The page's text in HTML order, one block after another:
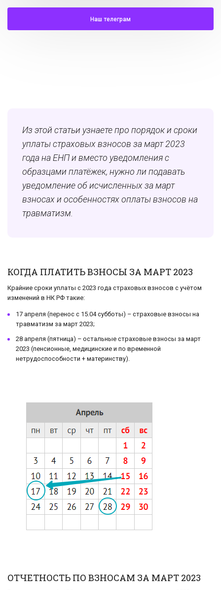
Наш телеграм
Из этой статьи узнаете про порядок и сроки
уплаты страховых взносов за март 2023
года на ЕНП и вместо уведомления с
образцами платёжек, нужно ли подавать
уведомление об исчисленных за март
взносах и особенностях оплаты взносов на
травматизм.
КОГДА ПЛАТИТЬ ВЗНОСЫ ЗА МАРТ 2023
Крайние сроки уплаты с 2023 года страховых взносов с учётом
изменений в НК РФ такие:
17 апреля (перенос с 15.04 субботы) – страховые взносы на
травматизм за март 2023;
28 апреля (пятница) – остальные страховые взносы за март
2023 (пенсионные, медицинские и по временной
нетрудоспособности + материнству).
ОТЧЕТНОСТЬ ПО ВЗНОСАМ ЗА МАРТ 2023